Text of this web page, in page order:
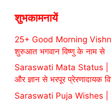
शुभकामनायें
25+ Good Morning
शुरुआत भगवान विष्णु के नाम से
Saraswati Mata Status |
और ज्ञान से भरपूर प्रेरणादायक
Saraswati Puja Wishes |